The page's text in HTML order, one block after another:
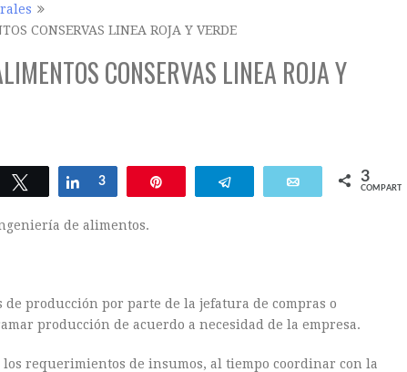
CONSERVAS LINEA ROJA Y VERDE
CONSERVAS LINEA ROJA Y
Twittear Compartir
3 Telegram Email 3
COMPARTIR
de alimentos.
de producción por parte de la jefatura de compras o
producción de acuerdo a necesidad de la empresa.
requerimientos de insumos, al tiempo coordinar con la